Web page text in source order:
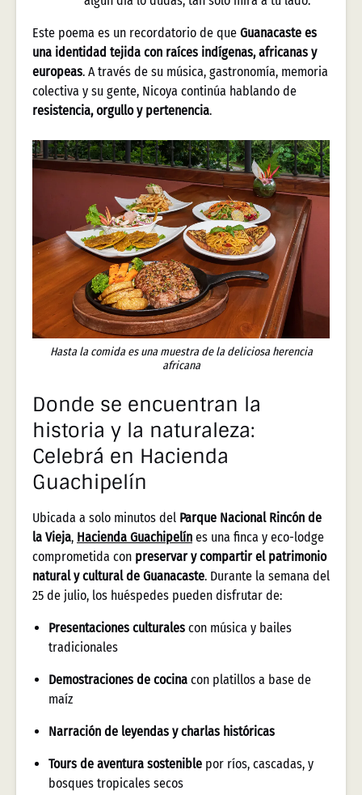
Este poema es un recordatorio de que Guanacaste es
una identidad tejida con raíces indígenas, africanas y
europeas. A través de su música, gastronomía, memoria
colectiva y su gente, Nicoya continúa hablando de
resistencia, orgullo y pertenencia.
Hasta la comida es una muestra de la deliciosa herencia
africana
Donde se encuentran la
historia y la naturaleza:
Celebrá en Hacienda
Guachipelín
Ubicada a solo minutos del Parque Nacional Rincón de
la Vieja, Hacienda Guachipelín es una finca y eco-lodge
comprometida con preservar y compartir el patrimonio
natural y cultural de Guanacaste. Durante la semana del
25 de julio, los huéspedes pueden disfrutar de:
Presentaciones culturales con música y bailes
tradicionales
Demostraciones de cocina con platillos a base de
maíz
Narración de leyendas y charlas históricas
Tours de aventura sostenible por ríos, cascadas, y
bosques tropicales secos